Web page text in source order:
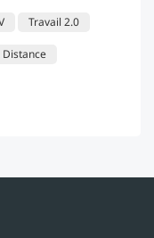
Travail 2.0
Distance